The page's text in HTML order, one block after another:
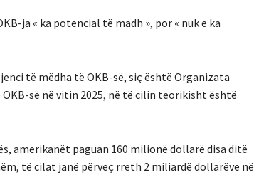
ja « ka potencial të madh », por « nuk e ka
të mëdha të OKB-së, siç është Organizata
së në vitin 2025, në të cilin teorikisht është
amerikanët paguan 160 milionë dollarë disa ditë
të cilat janë përveç rreth 2 miliardë dollarëve në